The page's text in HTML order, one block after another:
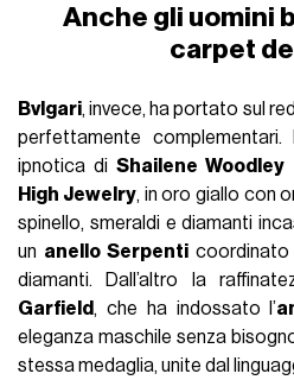
Anche gli uomini
carpet
Bvlgari, invece, ha portato sul
perfettamente
ipnotica diShailene Woodley
High Jewelry, in oro giallo con
spinello, smeraldi e diamanti
un anello Serpenti coordinato
diamanti. Dall’altro la
Garfield, che ha indossato l’
eleganza maschile senza
stessa medaglia, unite dal